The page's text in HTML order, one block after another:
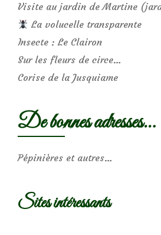
Visite au jardin de Martine
La volucelle transparente
Insecte : Le Clairon
Sur les fleurs de circe…
Corise de la Jusquiame
De bonnes adresses…
Pépinières et autres…
Sites intéressants